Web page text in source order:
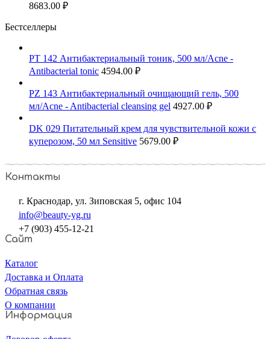
8683.00 ₽
Бестселлеры
PT 142 Антибактериальный тоник, 500 мл/Acne -
Antibacterial tonic 4594.00 ₽
PZ 143 Антибактериальный очищающий гель, 500
мл/Acne - Antibacterial cleansing gel 4927.00 ₽
DK 029 Питательный крем для чувствительной кожи с
куперозом, 50 мл Sensitive 5679.00 ₽
Контакты
г. Краснодар, ул. Зиповская 5, офис 104
info@beauty-yg.ru
+7 (903) 455-12-21
Сайт
Каталог
Доставка и Оплата
Обратная связь
О компании
Информация